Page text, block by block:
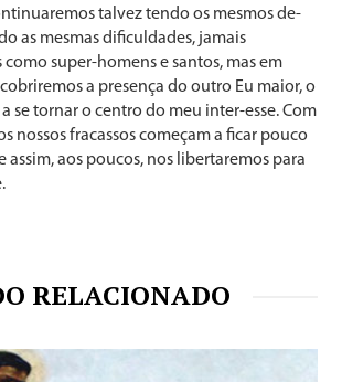
talvez tendo os mesmos de­
as mesmas dificuldades, jamais
super-homens e santos, mas em
a presença do outro Eu maior, o
se tornar o centro do meu inter-esse. Com
nossos fracassos começam a ficar pouco
assim, aos poucos, nos libertaremos para
RELACIONADO